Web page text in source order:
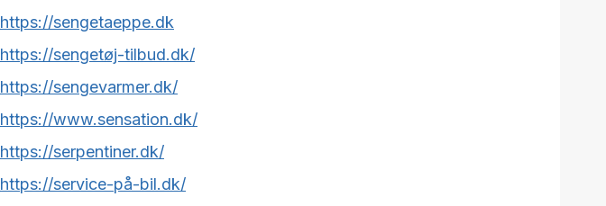
https://sengetaeppe.dk
https://sengetøj-tilbud.dk/
https://sengevarmer.dk/
https://www.sensation.dk/
https://serpentiner.dk/
https://service-på-bil.dk/